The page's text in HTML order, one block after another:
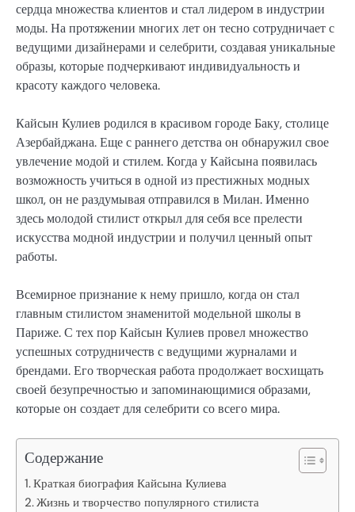
сердца множества клиентов и стал лидером в индустрии
моды. На протяжении многих лет он тесно сотрудничает с
ведущими дизайнерами и селебрити, создавая уникальные
образы, которые подчеркивают индивидуальность и
красоту каждого человека.
Кайсын Кулиев родился в красивом городе Баку, столице
Азербайджана. Еще с раннего детства он обнаружил свое
увлечение модой и стилем. Когда у Кайсына появилась
возможность учиться в одной из престижных модных
школ, он не раздумывая отправился в Милан. Именно
здесь молодой стилист открыл для себя все прелести
искусства модной индустрии и получил ценный опыт
работы.
Всемирное признание к нему пришло, когда он стал
главным стилистом знаменитой модельной школы в
Париже. С тех пор Кайсын Кулиев провел множество
успешных сотрудничеств с ведущими журналами и
брендами. Его творческая работа продолжает восхищать
своей безупречностью и запоминающимися образами,
которые он создает для селебрити со всего мира.
Содержание
Краткая биография Кайсына Кулиева
Жизнь и творчество популярного стилиста